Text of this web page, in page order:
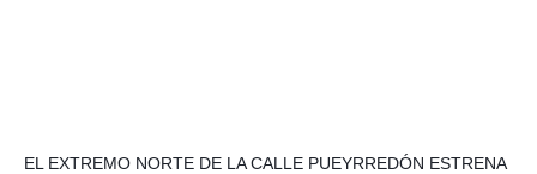
EL EXTREMO NORTE DE LA CALLE PUEYRREDÓN ESTRENA